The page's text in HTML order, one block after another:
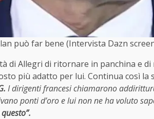
può far bene (Intervista Dazn
di Allegri di ritornare in panchina e
più adatto per lui. Continua così la
I dirigenti francesi chiamarono
ponti d’oro e lui non ne ha voluto